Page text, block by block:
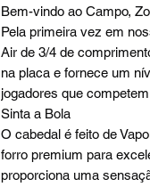
Bem-vindo ao Campo,
Pela primeira vez em
Air de 3/4 de
na placa e fornece um
jogadores que
Sinta a Bola
O cabedal é feito de
forro premium para
proporciona uma